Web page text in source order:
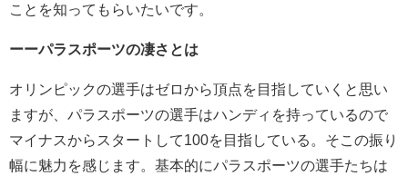
ことを知ってもらいたいです。
ーーパラスポーツの凄さとは
オリンピックの選手はゼロから頂点を目指していくと思い
ますが、パラスポーツの選手はハンディを持っているので
マイナスからスタートして100を目指している。そこの振り
幅に魅力を感じます。基本的にパラスポーツの選手たちは